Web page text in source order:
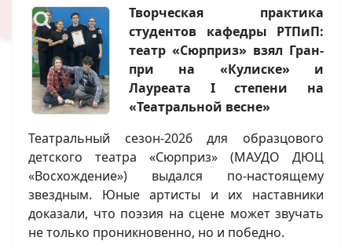
Творческая практика
студентов кафедры РТПиП:
театр «Сюрприз» взял Гран-
при на «Кулиске» и
Лауреата I степени на
«Театральной весне»
Театральный сезон-2026 для образцового
детского театра «Сюрприз» (МАУДО ДЮЦ
«Восхождение») выдался по-настоящему
звездным. Юные артисты и их наставники
доказали, что поэзия на сцене может звучать
не только проникновенно, но и победно.